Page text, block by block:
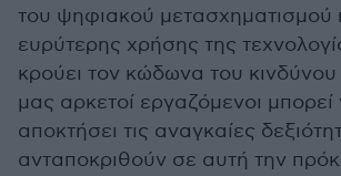
του ψηφιακού μετασχηματισμού
ευρύτερης χρήσης της
κρούει τον κώδωνα του
μας αρκετοί εργαζόμενοι
αποκτήσει τις αναγκαίες
ανταποκριθούν σε αυτή την